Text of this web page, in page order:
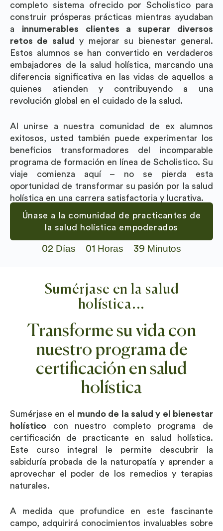
completo sistema ofrecido por Scholistico para
construir prósperas prácticas mientras ayudaban
a innumerables clientes a superar diversos
retos de salud
y mejorar su bienestar general.
Estos alumnos se han convertido en verdaderos
embajadores de la salud holística, marcando una
diferencia significativa en las vidas de aquellos a
quienes atienden y contribuyendo a una
revolución global en el cuidado de la salud.
Al unirse a nuestra comunidad de ex alumnos
exitosos, usted también puede experimentar los
beneficios transformadores del incomparable
programa de formación en línea de Scholistico. Su
viaje comienza aquí – no se pierda esta
oportunidad de transformar su pasión por la salud
holística en una carrera satisfactoria y lucrativa.
Únase a la comunidad de practicantes de
la salud holística empoderados
02 Días 01 Horas 39 Minutos
Sumérjase en la salud
holística...
Transforme su vida con
nuestro programa de
certificación en salud
holística
Sumérjase en el mundo de la salud y el bienestar
holístico con nuestro completo programa de
certificación de practicante en salud holística.
Este curso integral le permite descubrir la
sabiduría probada de la naturopatía y aprender a
aprovechar el poder de los remedios y terapias
naturales.
A medida que profundice en este fascinante
campo, adquirirá conocimientos invaluables sobre
Ahorre + Obtenga acceso instantáneo hoy